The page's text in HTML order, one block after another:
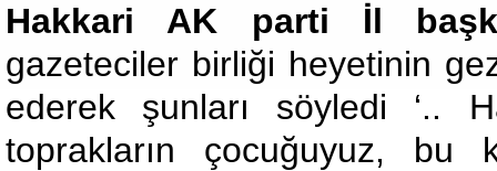
Hakkari AK parti İl
gazeteciler birliği heyetinin
ederek şunları söyledi ‘..
toprakların çocuğuyuz, bu